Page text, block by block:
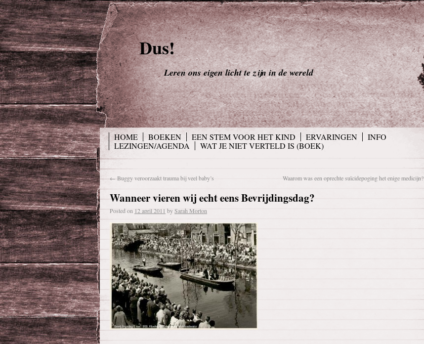
Dus!
Leren ons eigen licht te zijn in de wereld
HOME BOEKEN EEN STEM VOOR HET KIND ERVARINGEN
INFO
LEZINGEN/AGENDA
WAT JE NIET VERTELD IS (BOEK)
← Buggy veroorzaakt trauma bij veel baby’s Waarom was een oprechte suïcidepoging het enige medicijn?
Wanneer vieren wij echt eens Bevrijdingsdag?
Posted on 12 april 2011 bySarah Morton